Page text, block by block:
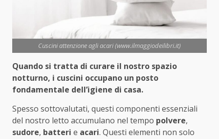
Cuscini attenzione agli acari (www.ilmaggiodeilibri.it)
Quando si tratta di curare il nostro spazio
notturno, i cuscini occupano un posto
fondamentale dell’igiene di casa.
Spesso sottovalutati, questi componenti essenziali
del nostro letto accumulano nel tempo polvere,
sudore, batteri e acari. Questi elementi non solo